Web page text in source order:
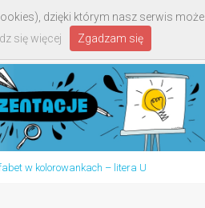
w kolorowankach – litera U
dzięki którym nasz serwis może
się więcej Zgadzam się